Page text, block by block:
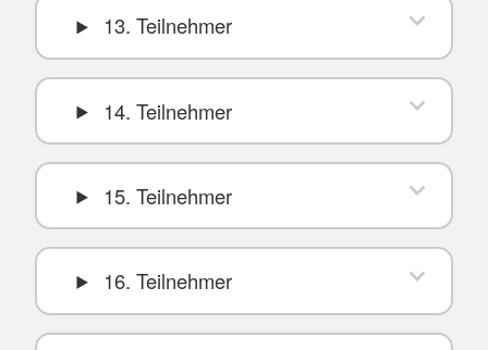
13. Teilnehmer
14. Teilnehmer
15. Teilnehmer
16. Teilnehmer